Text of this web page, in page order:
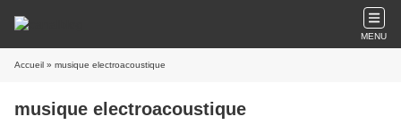
MENU
Accueil » musique electroacoustique
musique electroacoustique